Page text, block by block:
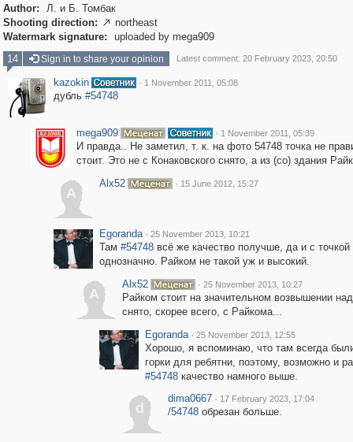
Author:
Л. и Б. Томбак
Shooting direction:  northeast
Watermark signature:
uploaded by mega909
14
Sign in to share your opinion Latest comment: 20 February 2023, 20:50
kazokin · 1 November 2011, 05:08
дубль #54748
mega909 · 1 November 2011, 05:39
И правда.. Не заметил, т. к. на фото 54748 точка не
стоит. Это не с Конаковского снято, а из (со) здания
A
Alx52 · 15 June 2012, 15:27
Egoranda · 25 November 2013, 10:21
Там #54748всё же качество получше, да и с точкой
однозначно. Райком не такой уж и высокий.
A
Alx52 · 25 November 2013, 10:27
Райком стоит на значительном возвышении
снято, скорее всего, с Райкома...
Egoranda · 25 November 2013, 12:55
Хорошо, я вспоминаю, что там всегда
горки для ребятни, поэтому, возможно и
#54748качество намного выше.
d
dima0667 · 17 February 2023, 17:04
/54748обрезан больше.